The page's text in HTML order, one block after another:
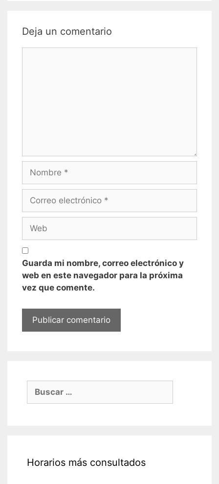
Deja un comentario
electrónico
Guarda mi nombre, correo electrónico y
web en este navegador para la próxima
vez que comente.
Buscar:
Horarios más consultados